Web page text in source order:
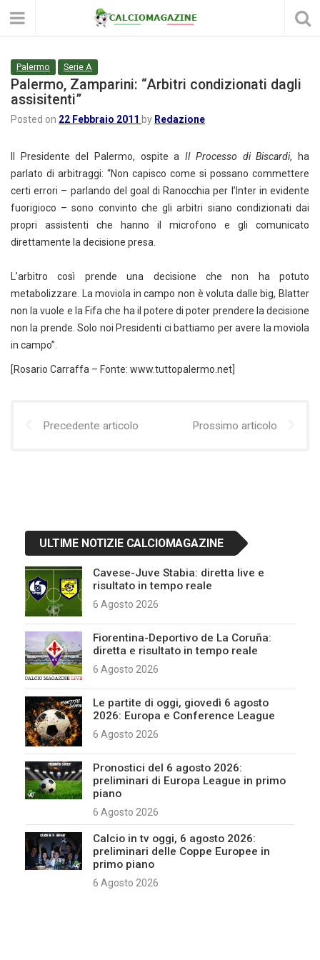
Palermo Serie A
Palermo, Zamparini: “Arbitri condizionati dagli
assisitenti”
Posted on 22 Febbraio 2011 by Redazione
Il Presidente del Palermo, ospite aIl Processo di Biscardi, ha
parlato di arbitraggi: “Non capisco come si possano commettere
certi errori – parlando del goal di Ranocchia per l’Inter in evidente
fuorigioco – sono convinto che gli arbitri siano condizionati dai
propri assistenti che hanno il microfono e gli comunicato
direttamente la decisione presa.
L’arbitro così prende una decisione che non ha potuto
metabolizzare. La moviola in campo non è voluta dalle big, Blatter
non la vuole e la Fifa che ha il potere di poter prendere la decisione
non la prende. Solo noi Presidenti ci battiamo per avere la moviola
in campo”.
[Rosario Carraffa – Fonte: www.tuttopalermo.net]
Precedente articolo Prossimo articolo
ULTIME NOTIZIE CALCIOMAGAZINE
Cavese-Juve Stabia: diretta live e
risultato in tempo reale
6 Agosto 2026
Fiorentina-Deportivo de La Coruña:
diretta e risultato in tempo reale
6 Agosto 2026
Le partite di oggi, giovedì 6 agosto
2026: Europa e Conference League
6 Agosto 2026
Pronostici del 6 agosto 2026:
preliminari di Europa League in primo
piano
6 Agosto 2026
Calcio in tv oggi, 6 agosto 2026:
preliminari delle Coppe Europee in
primo piano
6 Agosto 2026